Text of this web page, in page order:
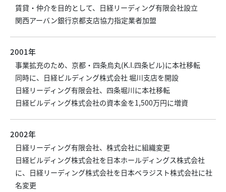
賃貸・仲介を目的として、日経リーディング有限会社設立
関西アーバン銀行京都支店協力指定業者加盟
2001年
事業拡充のため、京都・四条烏丸(K.I.四条ビル)に本社移転
同時に、日経ビルディング株式会社 堀川支店を開設
日経リーディング有限会社、四条堀川に本社移転
日経ビルディング株式会社の資本金を1,500万円に増資
2002年
日経リーディング有限会社、株式会社に組織変更
日経ビルディング株式会社を日本ホールディングス株式会社
に、日経リーディング株式会社を日本ベラジスト株式会社に社
名変更